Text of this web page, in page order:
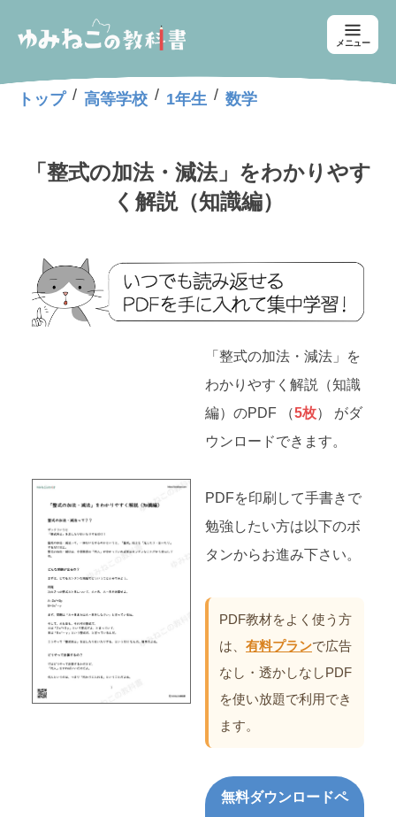
メニュー
トップ / 高等学校 / 1年生 / 数学
「整式の加法・減法」をわかりやす
く解説（知識編）
「整式の加法・減法」を
わかりやすく解説（知識
編）のPDF （5枚） がダ
ウンロードできます。
PDFを印刷して手書きで
勉強したい方は以下のボ
タンからお進み下さい。
PDF教材をよく使う方
は、 有料プランで広告
なし・透かしなしPDF
を使い放題で利用でき
ます。
無料ダウンロードペ